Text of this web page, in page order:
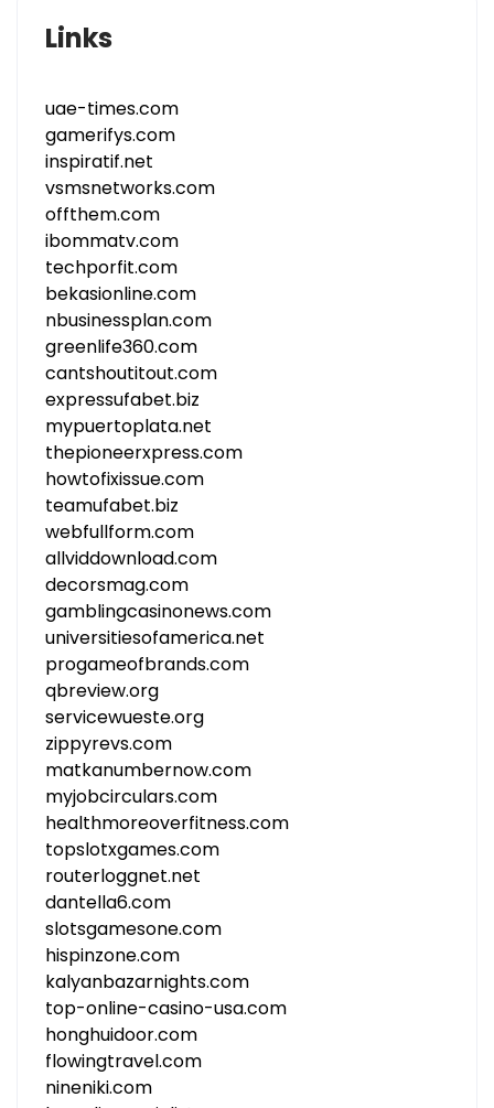
Links
uae-times.com
gamerifys.com
inspiratif.net
vsmsnetworks.com
offthem.com
ibommatv.com
techporfit.com
bekasionline.com
nbusinessplan.com
greenlife360.com
cantshoutitout.com
expressufabet.biz
mypuertoplata.net
thepioneerxpress.com
howtofixissue.com
teamufabet.biz
webfullform.com
allviddownload.com
decorsmag.com
gamblingcasinonews.com
universitiesofamerica.net
progameofbrands.com
qbreview.org
servicewueste.org
zippyrevs.com
matkanumbernow.com
myjobcirculars.com
healthmoreoverfitness.com
topslotxgames.com
routerloggnet.net
dantella6.com
slotsgamesone.com
hispinzone.com
kalyanbazarnights.com
top-online-casino-usa.com
honghuidoor.com
flowingtravel.com
nineniki.com